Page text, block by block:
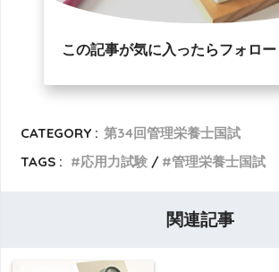
この記事が気に入ったらフォロー
CATEGORY : 第34回管理栄養士国試
TAGS :
応用力試験 管理栄養士国試
関連記事